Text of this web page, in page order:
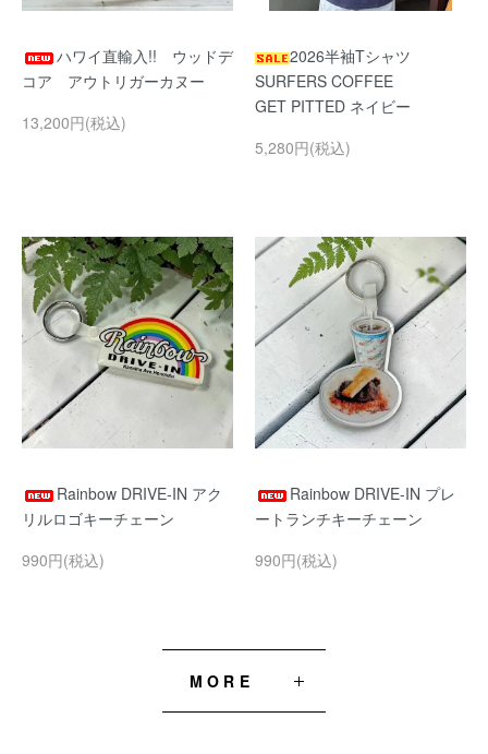
ハワイ直輸入!! ウッドデ
コア アウトリガーカヌー
13,200円(税込)
2026半袖Tシャツ
SURFERS COFFEE
GET PITTED ネイビー
5,280円(税込)
Rainbow DRIVE-IN アク
リルロゴキーチェーン
990円(税込)
Rainbow DRIVE-IN プレ
ートランチキーチェーン
990円(税込)
MORE